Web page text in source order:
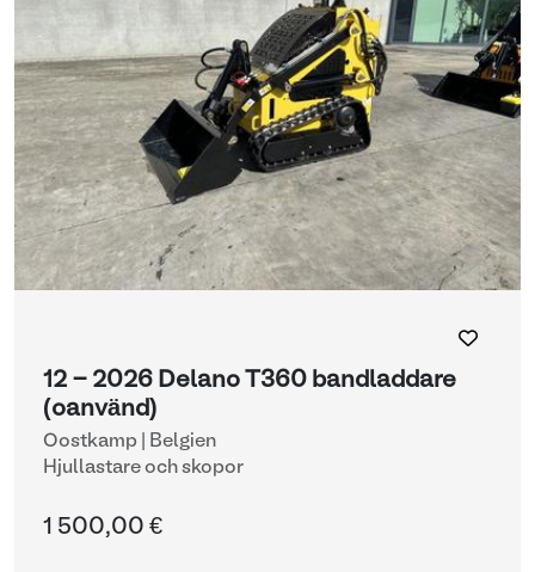
12 - 2026 Delano T360 bandladdare
(oanvänd)
Oostkamp | Belgien
Hjullastare och skopor
1 500,00 €